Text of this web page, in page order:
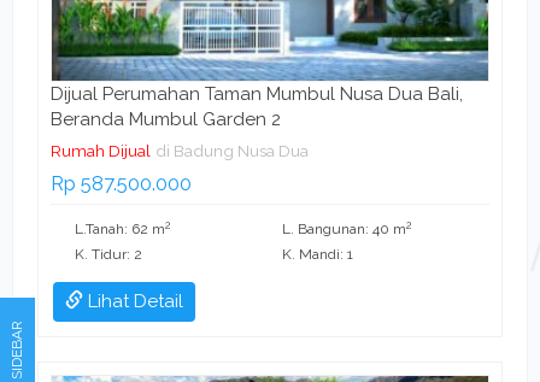
Dijual Perumahan Taman Mumbul Nusa Dua Bali,
Beranda Mumbul Garden 2
Rumah Dijual di Badung Nusa Dua
Rp 587.500.000
L.Tanah: 62 m2 L. Bangunan: 40 m2
K. Tidur: 2 K. Mandi: 1
Lihat Detail
SIDEBAR